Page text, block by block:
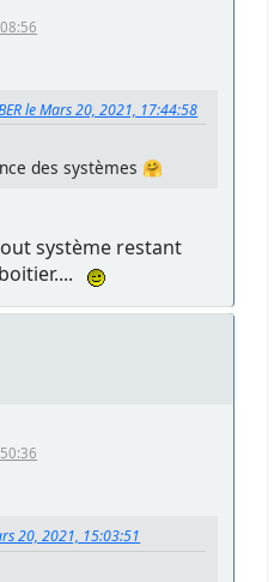
le Mars 20, 2021, 17:44:58
des systèmes 🤗
système restant
boitier....
20, 2021, 15:03:51